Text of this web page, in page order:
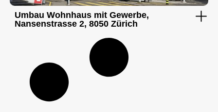
Umbau Wohnhaus mit Gewerbe,
Nansenstrasse 2, 8050 Zürich